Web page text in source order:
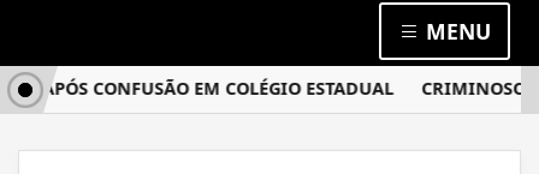
MENU
CONFUSÃO EM COLÉGIO ESTADUAL CRIMINOSOS